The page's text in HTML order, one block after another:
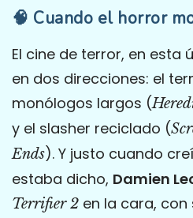
🧠 Cuando el horror
El cine de terror, en esta
en dos direcciones: el
monólogos largos (
y el slasher reciclado (
Ends). Y justo cuando
estaba dicho, Damien
Terrifier 2 en la cara,